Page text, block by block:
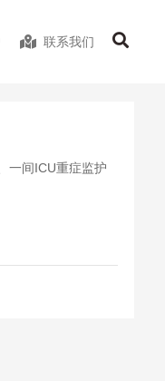
联系我们
一间ICU重症监护